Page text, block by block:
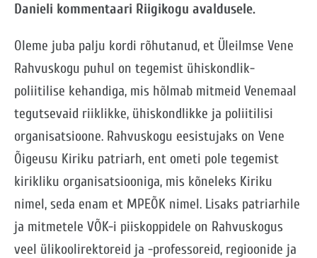
Danieli kommentaari Riigikogu avaldusele.
Oleme juba palju kordi rõhutanud, et Üleilmse Vene
Rahvuskogu puhul on tegemist ühiskondlik-
poliitilise kehandiga, mis hõlmab mitmeid Venemaal
tegutsevaid riiklikke, ühiskondlikke ja poliitilisi
organisatsioone. Rahvuskogu eesistujaks on Vene
Õigeusu Kiriku patriarh, ent ometi pole tegemist
kirikliku organisatsiooniga, mis kõneleks Kiriku
nimel, seda enam et MPEÕK nimel. Lisaks patriarhile
ja mitmetele VÕK-i piiskoppidele on Rahvuskogus
veel ülikoolirektoreid ja -professoreid, regioonide ja